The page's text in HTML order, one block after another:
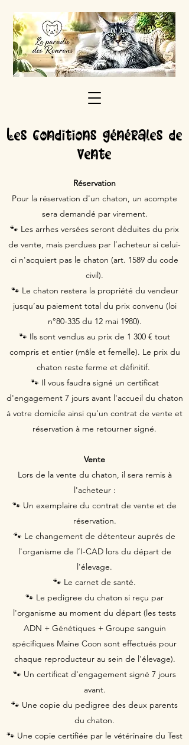
Les conditions générales de
vente
Réservation
Pour la réservation d'un chaton, un acompte
sera demandé par virement.
🐾 Les arrhes versées seront déduites du prix
de vente, mais perdues par l’acheteur si celui-
ci n'acquiert pas le chaton (art. 1589 du code
civil).
🐾 Le chaton restera la propriété du vendeur
jusqu’au paiement total du prix convenu (loi
n°80-335 du 12 mai 1980).
🐾 Ils sont vendus au prix de 1 300 € tout
compris et entier (mâle et femelle). Le prix du
chaton reste ferme et définitif.
🐾 Il vous faudra signé un certificat
d'engagement 7 jours avant l'accueil du chaton
à votre domicile ainsi qu'un contrat de vente et
réservation à me retourner signé.
Vente
Lors de la vente du chaton, il sera remis à
l'acheteur :
🐾 Un exemplaire du contrat de vente et de
réservation.
🐾 Le changement de détenteur auprés de
l'organisme de l’I-CAD lors du départ de
l'élevage.
🐾 Le carnet de santé.
🐾 Le pedigree du chaton si reçu par
l'organisme au moment du départ (les tests
ADN + Génétiques + Groupe sanguin
spécifiques Maine Coon sont effectués pour
chaque reproducteur au sein de l'élevage).
🐾 Un certificat d'engagement signé 7 jours
avant.
🐾 Une copie du pedigree des deux parents
du chaton.
🐾 Une copie certifiée par le vétérinaire du Test